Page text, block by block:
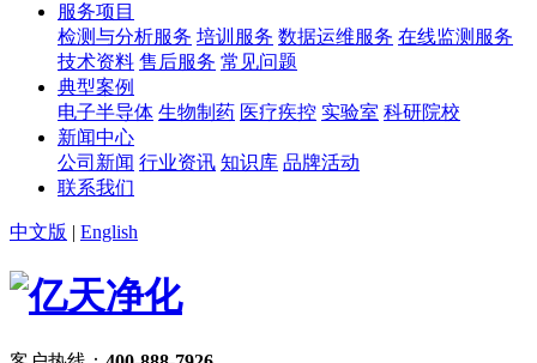
服务项目
检测与分析服务 培训服务 数据运维服务 在线监测服务
技术资料 售后服务 常见问题
典型案例
电子半导体 生物制药 医疗疾控 实验室 科研院校
新闻中心
公司新闻 行业资讯 知识库 品牌活动
联系我们
中文版 | English